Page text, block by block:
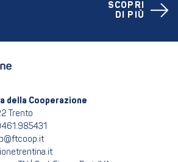
SCOPRI
DI PIÙ
della Cooperazione
Trento